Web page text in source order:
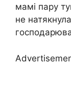
мамі пару
не